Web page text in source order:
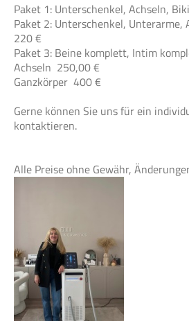
Paket 1: Unterschenkel, Achseln,
Paket 2: Unterschenkel, Unterarme,
220 €
Paket 3: Beine komplett, Intim
Achseln 250,00 €
Ganzkörper 400 €
Gerne können Sie uns für ein
kontaktieren.
Alle Preise ohne Gewähr,